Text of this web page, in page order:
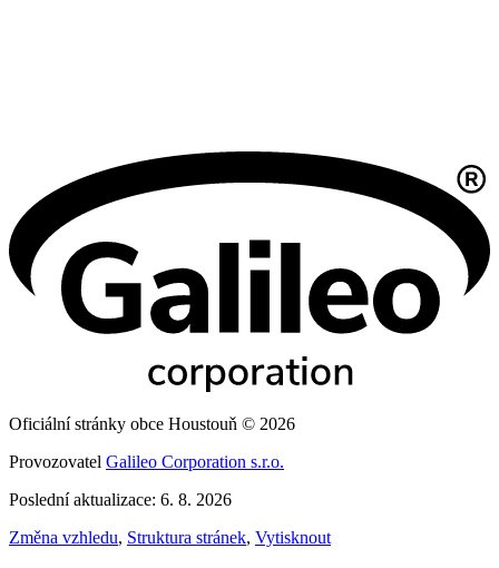
Oficiální stránky obce Houstouň © 2026
Provozovatel Galileo Corporation s.r.o.
Poslední aktualizace: 6. 8. 2026
Změna vzhledu, Struktura stránek, Vytisknout